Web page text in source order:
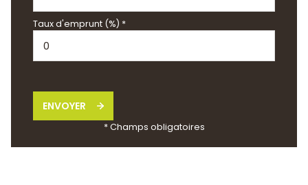
Taux d'emprunt (%) *
ENVOYER
* Champs obligatoires